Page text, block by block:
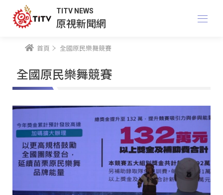
TITV NEWS
原視新聞網
首頁 全國原民樂舞競賽
全國原民樂舞競賽